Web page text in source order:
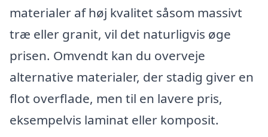
materialer af høj kvalitet såsom massivt
træ eller granit, vil det naturligvis øge
prisen. Omvendt kan du overveje
alternative materialer, der stadig giver en
flot overflade, men til en lavere pris,
eksempelvis laminat eller komposit.